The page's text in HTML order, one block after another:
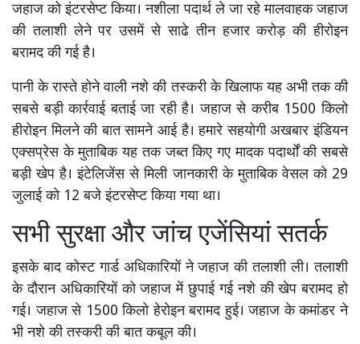
जहाज को इंटरसेप्ट किया। नशीला पदार्थ ले जा रहे मालवाहक जहाज
की तलाशी लेने पर उसमें से साढे तीन हजार करोड़ की हीरोइन
बरामद की गई है।
पानी के रास्ते होने वाली नशे की तस्करी के खिलाफ यह अभी तक की
सबसे बड़ी कार्रवाई बताई जा रही है। जहाज से करीब 1500 किलो
हीरोइन मिलने की बात सामने आई है। हमारे सहयोगी अखबार इंडियन
एक्सप्रेस के मुताबिक यह तक जब्त किए गए मादक पदार्थों की सबसे
बड़ी खेप है। इंटेलिजेंस से मिली जानकारी के मुताबिक वेसल को 29
जुलाई को 12 बजे इंटरसेप्ट किया गया था।
सभी सुरक्षा और जांच एजेंसियां सतर्क
इसके बाद कोस्ट गार्ड अधिकारियों ने जहाज की तलाशी ली। तलाशी
के दौरान अधिकारियों को जहाज में छुपाई गई नशे की खेप बरामद हो
गई। जहाज से 1500 किलो हेरोइन बरामद हुई। जहाज के कमांडर ने
भी नशे की तस्करी की बात कबूल की।